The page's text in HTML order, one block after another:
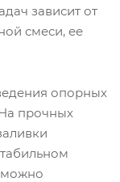
зависит от
смеси, ее
опорных
прочных